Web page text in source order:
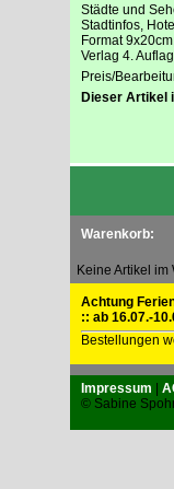
Städte und
Stadtinfos,
Format
Verlag 4.
Preis/
Dieser Artikel
Warenkorb:
Keine Artikel im
Achtung
:: ab 16.07.-
Bestellungen
Impressum |
© Sabine